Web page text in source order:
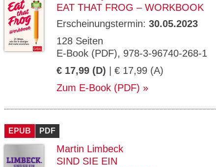
EAT THAT FROG – WORKBOOK
Erscheinungstermin: 30.05.2023
128 Seiten
E-Book (PDF), 978-3-96740-268-1
€ 17,99 (D) | € 17,99 (A)
Zum E-Book (PDF)
EPUB PDF
Martin Limbeck
SIND SIE EIN
OKIES
Domäne.
ge
T
P